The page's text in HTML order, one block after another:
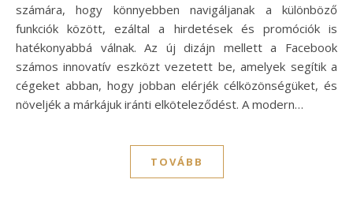
számára, hogy könnyebben navigáljanak a különböző
funkciók között, ezáltal a hirdetések és promóciók is
hatékonyabbá válnak. Az új dizájn mellett a Facebook
számos innovatív eszközt vezetett be, amelyek segítik a
cégeket abban, hogy jobban elérjék célközönségüket, és
növeljék a márkájuk iránti elköteleződést. A modern…
TOVÁBB